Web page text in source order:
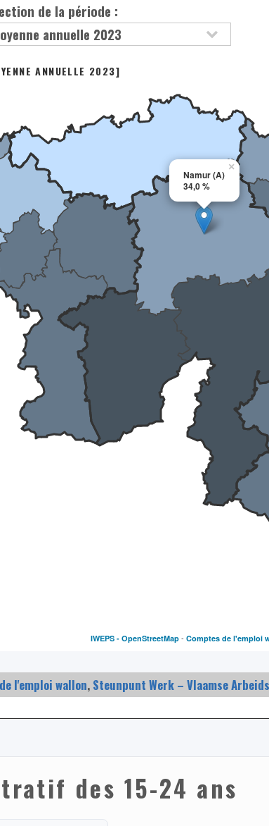
de la période :
Namur (A)
34,0 %
×
ANNUELLE 2023]
IWEPS -OpenStreetMap -Comptes de l'emploi
l'emploi wallon, Steunpunt Werk – Vlaamse
des 15-24 ans